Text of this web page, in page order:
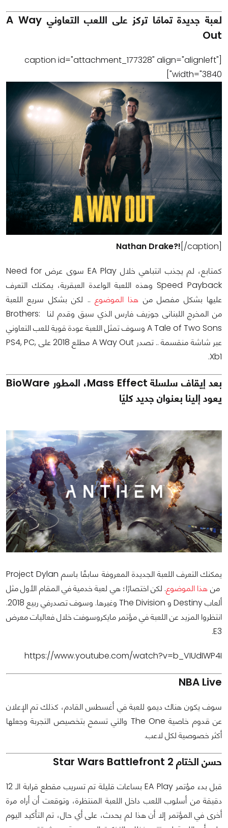
لعبة جديدة تمامًا تركز على اللعب التعاوني A Way
Out
[caption id="attachment_177328" align="alignleft"
width="3840"]
Nathan Drake?! [/caption]
كمتابع، لم يجذب انتباهي خلال EA Play سوى عرض Need for
Speed Payback وهذه اللعبة الواعدة العبقرية، يمكنك التعرف
عليها بشكل مفصل من هذا الموضوع .. لكن بشكل سريع اللعبة
من المخرج اللبنانى جوزيف فارس الذي سبق وقدم لنا Brothers:
A Tale of Two Sons وسوف تمثل اللعبة عودة قوية للعب التعاوني
عبر شاشة منقسمة .. تصدر A Way Out مطلع 2018 على PS4, PC,
Xb1.
بعد إيقاف سلسلة Mass Effect، المطور BioWare
يعود إلينا بعنوان جديد كليًا
يمكنك التعرف اللعبة الجديدة المعروفة سابقًا باسم Project Dylan
من هذا الموضوع. لكن اختصارًا؛ هي لعبة خدمية في المقام الأول مثل
ألعاب Destiny و The Division وغيرها. وسوف تصدرفي ربيع 2018.
انتظروا المزيد عن اللعبة في مؤتمر مايكروسوفت خلال فعاليات معرض
E3.
https://www.youtube.com/watch?v=b_VIUdIWP4I
NBA Live
سوف يكون هناك ديمو للعبة في أغسطس القادم، كذلك تم الإعلان
عن قدوم خاصية The One والتي تسمح بتخصيص التجربة وجعلها
أكثر خصوصية لكل لاعب.
حسن الختام Star Wars Battlefront 2
قبل بدء مؤتمر EA Play بساعات قليلة تم تسريب مقطع قرابة الـ 12
دقيقة من أسلوب اللعب داخل اللعبة المنتظرة، وتوقعت أن أراه مرة
أخرى في المؤتمر إلا أن هذا لم يحدث، على أي حال، تم التأكيد اليوم